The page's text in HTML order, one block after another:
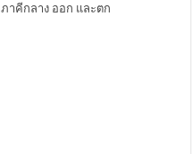
ภาคีกลาง ออก และตก